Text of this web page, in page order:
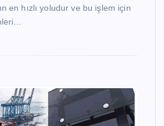
en hızlı yoludur ve bu işlem için